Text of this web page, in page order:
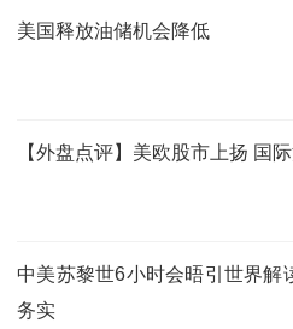
美国释放油储机会降低
【外盘点评】美欧股市上扬 国
中美苏黎世6小时会晤引世界解
务实